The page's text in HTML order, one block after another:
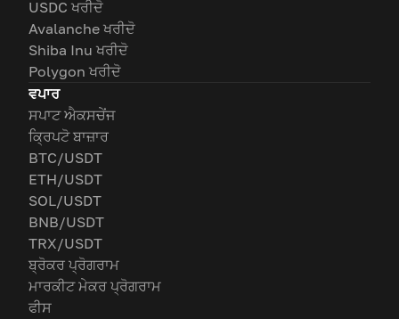
USDC ਖਰੀਦੋ
Avalanche ਖਰੀਦੋ
Shiba Inu ਖਰੀਦੋ
Polygon ਖਰੀਦੋ
ਵਪਾਰ
ਸਪਾਟ ਐਕਸਚੇਂਜ
ਕ੍ਰਿਪਟੋ ਬਾਜ਼ਾਰ
BTC/USDT
ETH/USDT
SOL/USDT
BNB/USDT
TRX/USDT
ਬ੍ਰੋਕਰ ਪ੍ਰੋਗਰਾਮ
ਮਾਰਕੀਟ ਮੇਕਰ ਪ੍ਰੋਗਰਾਮ
ਫੀਸ